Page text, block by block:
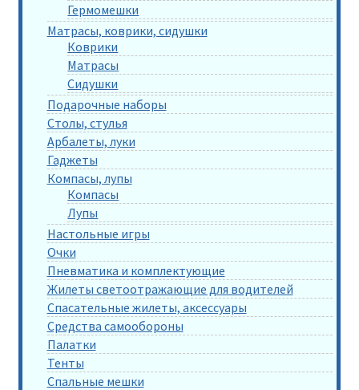
Гермомешки
Матрасы, коврики, сидушки
Коврики
Матрасы
Сидушки
Подарочные наборы
Столы, стулья
Арбалеты, луки
Гаджеты
Компасы, лупы
Компасы
Лупы
Настольные игры
Очки
Пневматика и комплектующие
Жилеты светоотражающие для водителей
Спасательные жилеты, аксессуары
Средства самообороны
Палатки
Тенты
Спальные мешки